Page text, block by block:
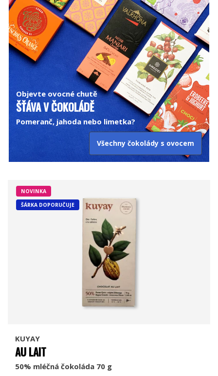
Objevte ovocné chutě
ŠŤÁVA V ČOKOLÁDĚ
Pomeranč, jahoda nebo limetka?
Všechny čokolády s ovocem
NOVINKA
ŠÁRKA DOPORUČUJE
KUYAY
AU LAIT
50% mléčná čokoláda 70 g